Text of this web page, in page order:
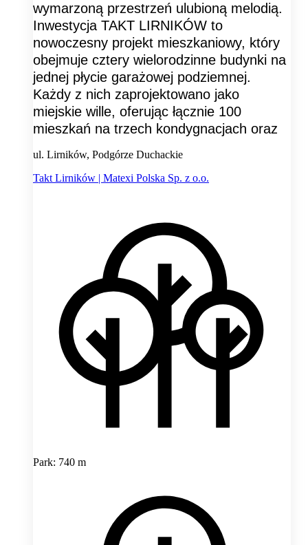
wymarzoną przestrzeń ulubioną melodią.
Inwestycja TAKT LIRNIKÓW to
nowoczesny projekt mieszkaniowy, który
obejmuje cztery wielorodzinne budynki na
jednej płycie garażowej podziemnej.
Każdy z nich zaprojektowano jako
miejskie wille, oferując łącznie 100
mieszkań na trzech kondygnacjach oraz
ul. Lirników, Podgórze Duchackie
Takt Lirników | Matexi Polska Sp. z o.o.
Park: 740 m